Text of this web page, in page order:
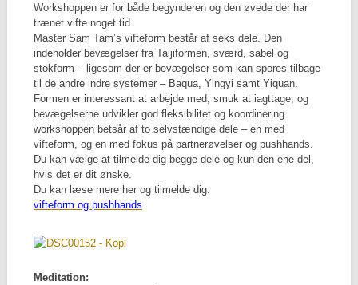
Workshoppen er for både begynderen og den øvede der har
trænet vifte noget tid.
Master Sam Tam’s vifteform består af seks dele. Den
indeholder bevægelser fra Taijiformen, sværd, sabel og
stokform – ligesom der er bevægelser som kan spores tilbage
til de andre indre systemer – Baqua, Yingyi samt Yiquan.
Formen er interessant at arbejde med, smuk at iagttage, og
bevægelserne udvikler god fleksibilitet og koordinering.
workshoppen betsår af to selvstændige dele – en med
vifteform, og en med fokus på partnerøvelser og pushhands.
Du kan vælge at tilmelde dig begge dele og kun den ene del,
hvis det er dit ønske.
Du kan læse mere her og tilmelde dig:
vifteform og pushhands
Meditation: